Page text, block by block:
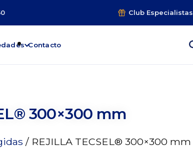
Club Especialistas
Contacto
300×300 mm
/ REJILLA TECSEL® 300×300 mm